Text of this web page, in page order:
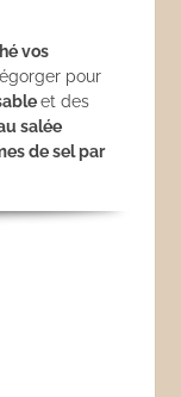
vos
pour
et des
salée
de sel par